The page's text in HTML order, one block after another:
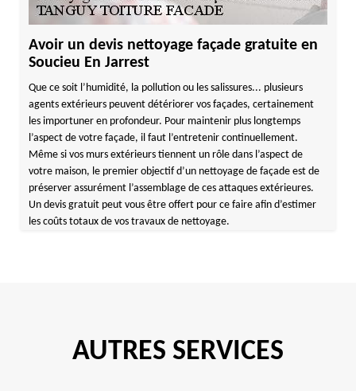
Avoir un devis nettoyage façade gratuite en
Soucieu En Jarrest
Que ce soit l’humidité, la pollution ou les salissures... plusieurs
agents extérieurs peuvent détériorer vos façades, certainement
les importuner en profondeur. Pour maintenir plus longtemps
l’aspect de votre façade, il faut l’entretenir continuellement.
Même si vos murs extérieurs tiennent un rôle dans l’aspect de
votre maison, le premier objectif d’un nettoyage de façade est de
préserver assurément l’assemblage de ces attaques extérieures.
Un devis gratuit peut vous être offert pour ce faire afin d’estimer
les coûts totaux de vos travaux de nettoyage.
AUTRES SERVICES